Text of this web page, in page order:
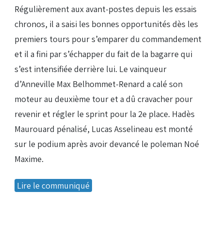
Régulièrement aux avant-postes depuis les essais
chronos, il a saisi les bonnes opportunités dès les
premiers tours pour s’emparer du commandement
et il a fini par s’échapper du fait de la bagarre qui
s’est intensifiée derrière lui. Le vainqueur
d’Anneville Max Belhommet-Renard a calé son
moteur au deuxième tour et a dû cravacher pour
revenir et régler le sprint pour la 2e place. Hadès
Maurouard pénalisé, Lucas Asselineau est monté
sur le podium après avoir devancé le poleman Noé
Maxime.
Lire le communiqué